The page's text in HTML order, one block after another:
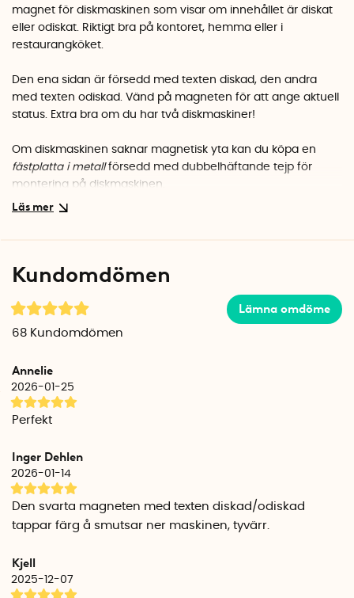
magnet för diskmaskinen som visar om innehållet är diskat
eller odiskat. Riktigt bra på kontoret, hemma eller i
restaurangköket.
Den ena sidan är försedd med texten diskad, den andra
med texten odiskad. Vänd på magneten för att ange aktuell
status. Extra bra om du har två diskmaskiner!
Om diskmaskinen saknar magnetisk yta kan du köpa en
fästplatta i metall försedd med dubbelhäftande tejp för
montering på diskmaskinen.
Kundomdömen
Lämna omdöme
68 Kundomdömen
Annelie
2026-01-25
Perfekt
Inger Dehlen
2026-01-14
Den svarta magneten med texten diskad/odiskad
tappar färg å smutsar ner maskinen, tyvärr.
Kjell
2025-12-07